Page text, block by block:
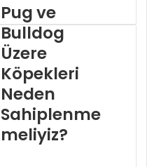
Pug ve
Bulldog
Üzere
Köpekleri
Neden
Sahiplenme
meliyiz?